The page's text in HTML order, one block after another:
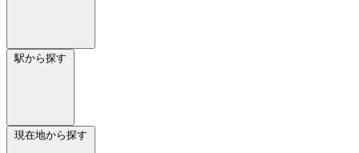
駅から探す
現在地から探す